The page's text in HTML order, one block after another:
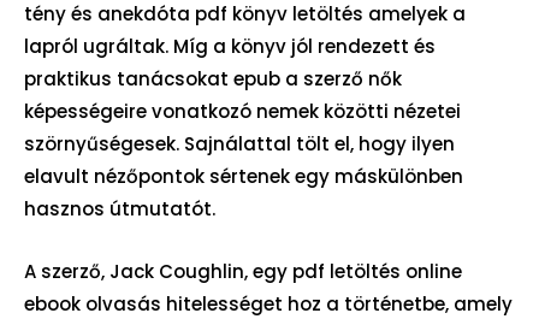
tény és anekdóta pdf könyv letöltés amelyek a
lapról ugráltak. Míg a könyv jól rendezett és
praktikus tanácsokat epub a szerző nők
képességeire vonatkozó nemek közötti nézetei
szörnyűségesek. Sajnálattal tölt el, hogy ilyen
elavult nézőpontok sértenek egy máskülönben
hasznos útmutatót.
A szerző, Jack Coughlin, egy pdf letöltés online
ebook olvasás hitelességet hoz a történetbe, amely